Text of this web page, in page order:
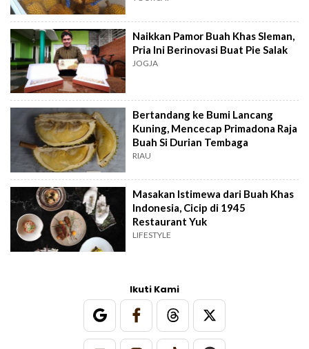
Naikkan Pamor Buah Khas Sleman,
Pria Ini Berinovasi Buat Pie Salak
JOGJA
Bertandang ke Bumi Lancang
Kuning, Mencecap Primadona Raja
Buah Si Durian Tembaga
RIAU
Masakan Istimewa dari Buah Khas
Indonesia, Cicip di 1945
Restaurant Yuk
LIFESTYLE
Ikuti Kami